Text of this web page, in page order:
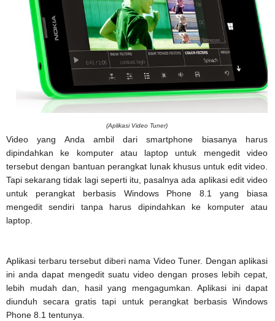
(Aplikasi Video Tuner)
Video yang Anda ambil dari smartphone biasanya harus
dipindahkan ke komputer atau laptop untuk mengedit video
tersebut dengan bantuan perangkat lunak khusus untuk edit video.
Tapi sekarang tidak lagi seperti itu, pasalnya ada aplikasi edit video
untuk perangkat berbasis Windows Phone 8.1 yang biasa
mengedit sendiri tanpa harus dipindahkan ke komputer atau
laptop.
Aplikasi terbaru tersebut diberi nama Video Tuner. Dengan aplikasi
ini anda dapat mengedit suatu video dengan proses lebih cepat,
lebih mudah dan, hasil yang mengagumkan. Aplikasi ini dapat
diunduh secara gratis tapi untuk perangkat berbasis Windows
Phone 8.1 tentunya.